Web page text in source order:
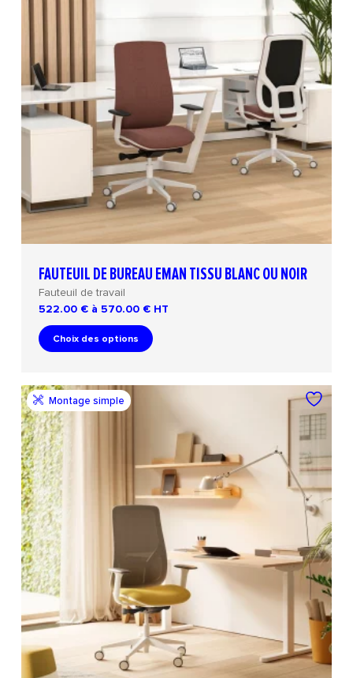
FAUTEUIL DE BUREAU EMAN TISSU BLANC OU NOIR
Fauteuil de travail
522.00 € à 570.00 € HT
Choix des options
Montage simple